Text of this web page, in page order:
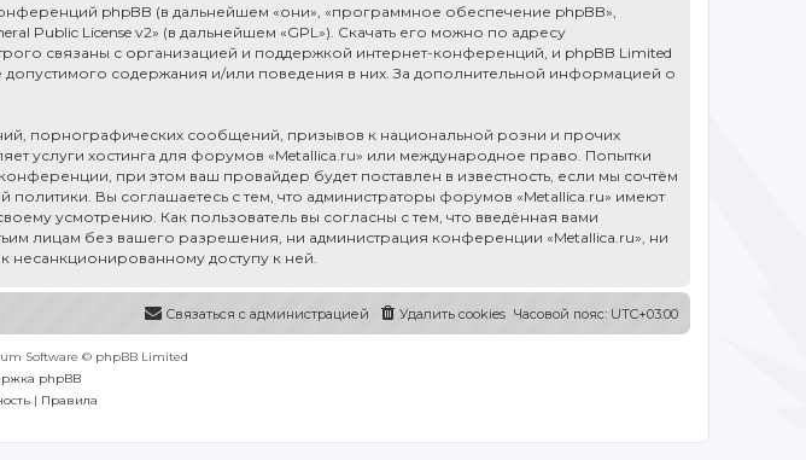
phpBB (в дальнейшем «они», «программное обеспечение phpBB»,
Public License v2» (в дальнейшем «GPL»). Скачать его можно по адресу
связаны с организацией и поддержкой интернет-конференций, и phpBB Limited
допустимого содержания и/или поведения в них. За дополнительной информацией о
порнографических сообщений, призывов к национальной розни и прочих
услуги хостинга для форумов «Metallica.ru» или международное право. Попытки
при этом ваш провайдер будет поставлен в известность, если мы сочтём
Вы соглашаетесь с тем, что администраторы форумов «Metallica.ru» имеют
усмотрению. Как пользователь вы согласны с тем, что введённая вами
лицам без вашего разрешения, ни администрация конференции «Metallica.ru», ни
несанкционированному доступу к ней.
Часовой пояс: UTC+03:00
Удалить cookies
Связаться с администрацией
Software © phpBB Limited
phpBB
| Правила